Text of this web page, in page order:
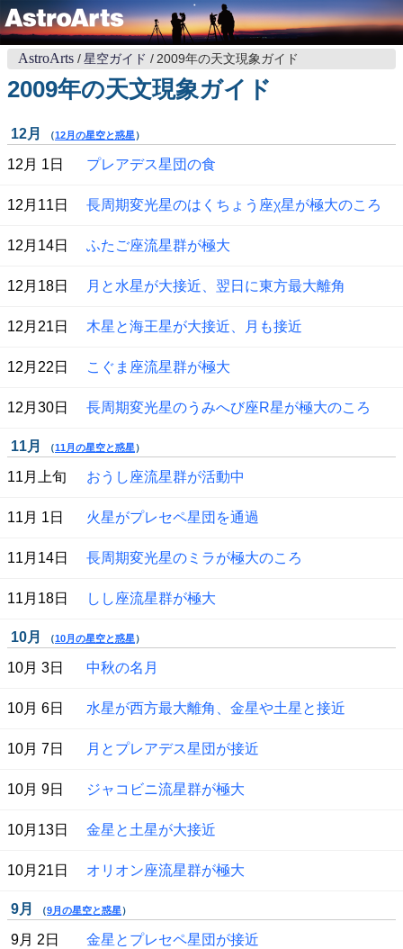
AstroArts 星空ガイド 2009年の天文現象ガイド
2009年の天文現象ガイド
12月 （12月の星空と惑星）
12月 1日 プレアデス星団の食
12月11日 長周期変光星のはくちょう座χ星が極大のころ
12月14日 ふたご座流星群が極大
12月18日 月と水星が大接近、翌日に東方最大離角
12月21日 木星と海王星が大接近、月も接近
12月22日 こぐま座流星群が極大
12月30日 長周期変光星のうみへび座R星が極大のころ
11月 （11月の星空と惑星）
11月上旬 おうし座流星群が活動中
11月 1日 火星がプレセペ星団を通過
11月14日 長周期変光星のミラが極大のころ
11月18日 しし座流星群が極大
10月 （10月の星空と惑星）
10月 3日 中秋の名月
10月 6日 水星が西方最大離角、金星や土星と接近
10月 7日 月とプレアデス星団が接近
10月 9日 ジャコビニ流星群が極大
10月13日 金星と土星が大接近
10月21日 オリオン座流星群が極大
9月 （9月の星空と惑星）
9月 2日 金星とプレセペ星団が接近